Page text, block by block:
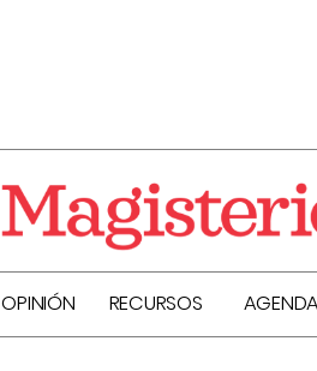
OPINIÓN RECURSOS AGENDA